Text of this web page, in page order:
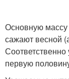
Основную массу
сажают весной
Соответственно
первую